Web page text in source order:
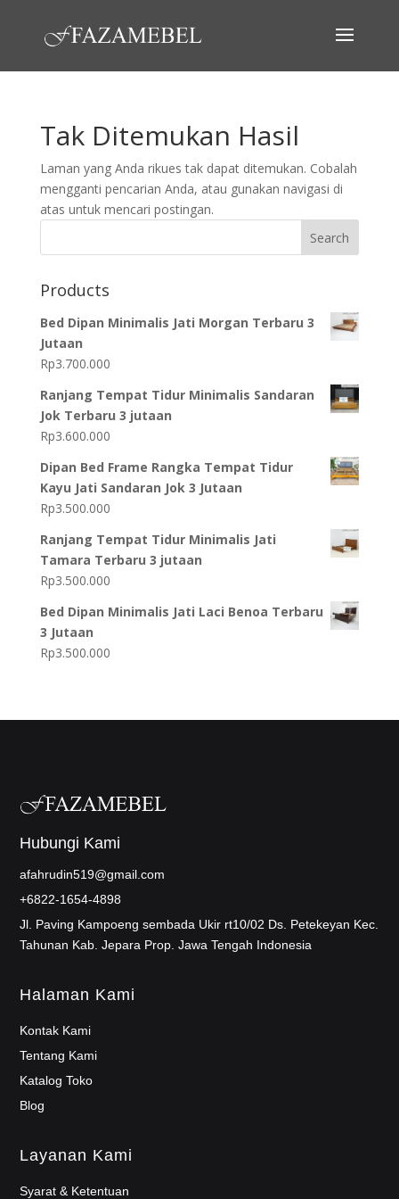
Tak Ditemukan Hasil
Laman yang Anda rikues tak dapat ditemukan. Cobalah
mengganti pencarian Anda, atau gunakan navigasi di
atas untuk mencari postingan.
Search
Products
Bed Dipan Minimalis Jati Morgan Terbaru 3
Jutaan
Rp3.700.000
Ranjang Tempat Tidur Minimalis Sandaran
Jok Terbaru 3 jutaan
Rp3.600.000
Dipan Bed Frame Rangka Tempat Tidur
Kayu Jati Sandaran Jok 3 Jutaan
Rp3.500.000
Ranjang Tempat Tidur Minimalis Jati
Tamara Terbaru 3 jutaan
Rp3.500.000
Bed Dipan Minimalis Jati Laci Benoa Terbaru
3 Jutaan
Rp3.500.000
Hubungi Kami
afahrudin519@gmail.com
+6822-1654-4898
Jl. Paving Kampoeng sembada Ukir rt10/02 Ds. Petekeyan Kec.
Tahunan Kab. Jepara Prop. Jawa Tengah Indonesia
Halaman Kami
Kontak Kami
Tentang Kami
Katalog Toko
Blog
Layanan Kami
Syarat & Ketentuan